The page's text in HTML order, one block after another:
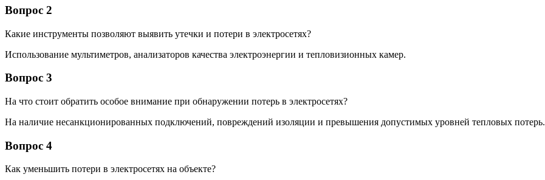
Вопрос 2
Какие инструменты позволяют выявить утечки и потери в электросетях?
Использование мультиметров, анализаторов качества электроэнергии и тепловизионных камер.
Вопрос 3
На что стоит обратить особое внимание при обнаружении потерь в электросетях?
На наличие несанкционированных подключений, повреждений изоляции и превышения допустимых уровней тепловых потерь.
Вопрос 4
Как уменьшить потери в электросетях на объекте?